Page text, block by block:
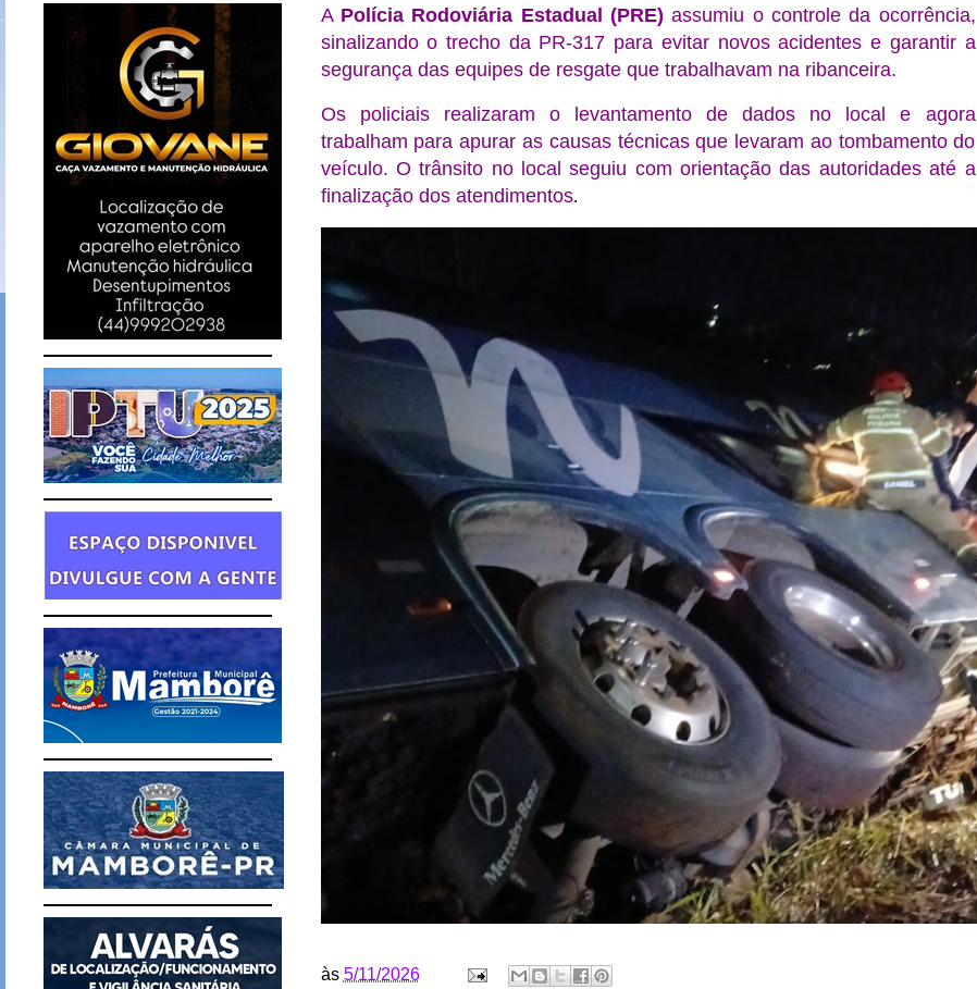
A Polícia Rodoviária Estadual (PRE) assumiu o controle da ocorrência,
sinalizando o trecho da PR-317 para evitar novos acidentes e garantir a
segurança das equipes de resgate que trabalhavam na ribanceira.
Os policiais realizaram o levantamento de dados no local e agora
trabalham para apurar as causas técnicas que levaram ao tombamento do
veículo. O trânsito no local seguiu com orientação das autoridades até a
finalização dos atendimentos.
às 5/11/2026